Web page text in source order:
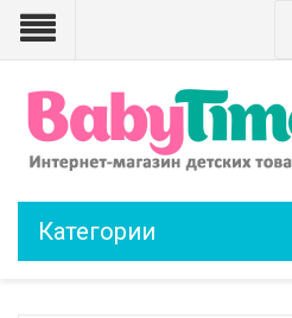
Категории